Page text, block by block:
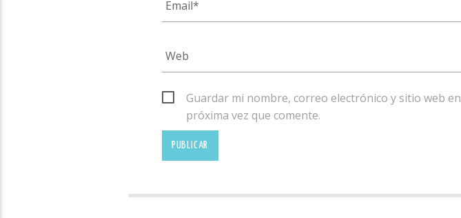
Guardar mi nombre, correo electrónico y sitio web
próxima vez que comente.